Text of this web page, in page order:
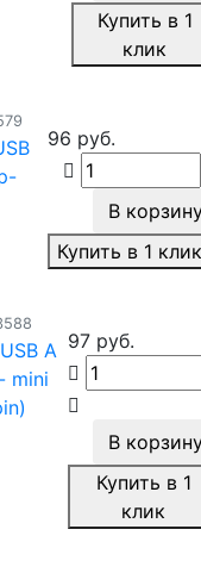
Купить в 1
клик
96 руб.
В
Купить в 1
A
mini
97 руб.
В
Купить в 1
клик